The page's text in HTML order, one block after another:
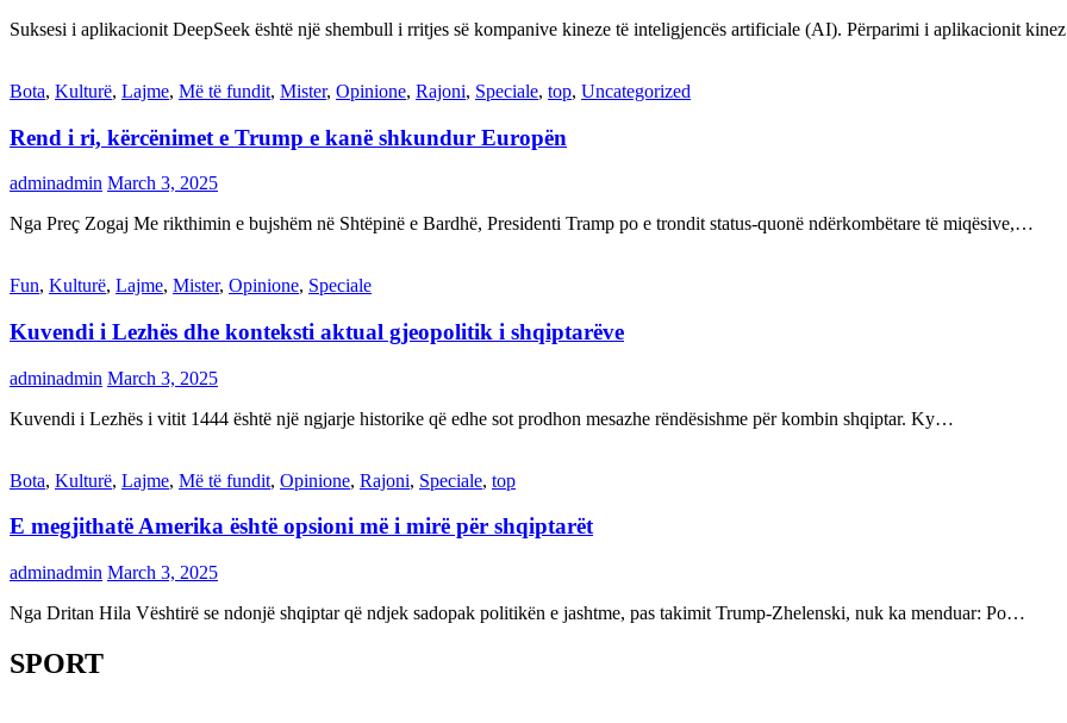
Suksesi i aplikacionit DeepSeek është një shembull i rritjes së kompanive kineze të inteligjencës artificiale (AI). Përparimi i aplikacionit
Bota, Kulturë, Lajme, Më të fundit, Mister, Opinione, Rajoni, Speciale, top, Uncategorized
Rend i ri, kërcënimet e Trump e kanë shkundur Europën
adminadmin March 3, 2025
Nga Preç Zogaj Me rikthimin e bujshëm në Shtëpinë e Bardhë, Presidenti Tramp po e trondit status-quonë ndërkombëtare të miqësive,…
Fun, Kulturë, Lajme, Mister, Opinione, Speciale
Kuvendi i Lezhës dhe konteksti aktual gjeopolitik i shqiptarëve
adminadmin March 3, 2025
Kuvendi i Lezhës i vitit 1444 është një ngjarje historike që edhe sot prodhon mesazhe rëndësishme për kombin shqiptar. Ky…
Bota, Kulturë, Lajme, Më të fundit, Opinione, Rajoni, Speciale, top
E megjithatë Amerika është opsioni më i mirë për shqiptarët
adminadmin March 3, 2025
Nga Dritan Hila Vështirë se ndonjë shqiptar që ndjek sadopak politikën e jashtme, pas takimit Trump-Zhelenski, nuk ka menduar: Po…
SPORT